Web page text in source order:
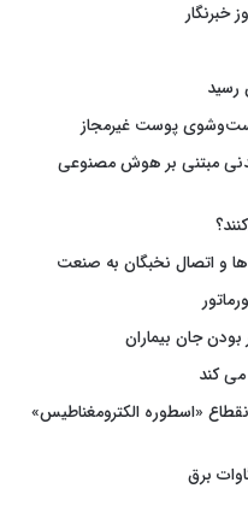
خبرنگار
پوست غیرمجاز
مبتنی بر هوش مصنوعی
و اتصال نخبگان به صنعت
جان بیماران
کند
«اسطوره الکترومغناطیس»